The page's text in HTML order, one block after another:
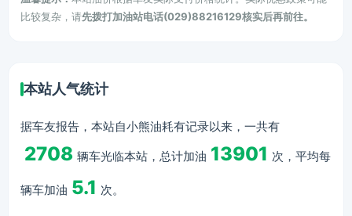
比较复杂，请先拨打加油站电话(029)88216129核实后再前往。
本站人气统计
据车友报告，本站自小熊油耗有记录以来，一共有
2708 辆车光临本站，总计加油 13901 次，平均每
辆车加油 5.1 次。